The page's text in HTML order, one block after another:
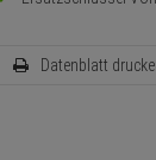
Datenblatt